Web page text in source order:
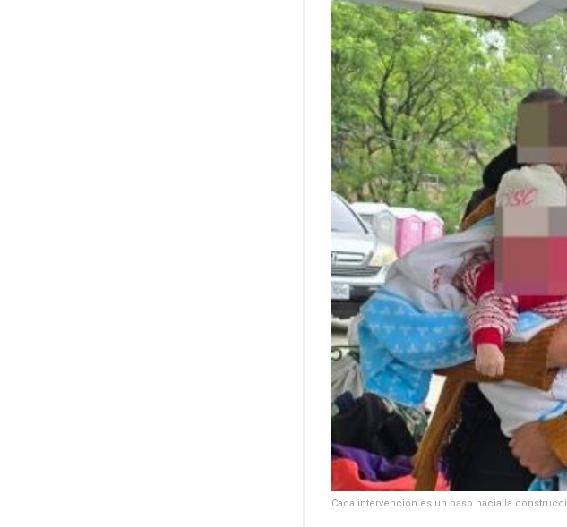
Cada intervención es un paso hacia la